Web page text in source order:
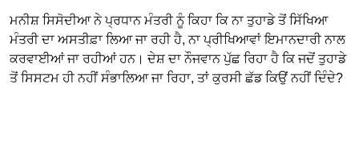
ਮਨੀਸ਼ ਸਿਸੋਦੀਆ ਨੇ ਪ੍ਰਧਾਨ ਮੰਤਰੀ ਨੂੰ ਕਿਹਾ ਕਿ ਨਾ ਤੁਹਾਡੇ ਤੋਂ ਸਿੱਖਿਆ
ਮੰਤਰੀ ਦਾ ਅਸਤੀਫ਼ਾ ਲਿਆ ਜਾ ਰਹੀ ਹੈ, ਨਾ ਪ੍ਰੀਖਿਆਵਾਂ ਇਮਾਨਦਾਰੀ ਨਾਲ
ਕਰਵਾਈਆਂ ਜਾ ਰਹੀਆਂ ਹਨ। ਦੇਸ਼ ਦਾ ਨੌਜਵਾਨ ਪੁੱਛ ਰਿਹਾ ਹੈ ਕਿ ਜਦੋਂ ਤੁਹਾਡੇ
ਤੋਂ ਸਿਸਟਮ ਹੀ ਨਹੀਂ ਸੰਭਾਲਿਆ ਜਾ ਰਿਹਾ, ਤਾਂ ਕੁਰਸੀ ਛੱਡ ਕਿਉਂ ਨਹੀਂ ਦਿੰਦੇ?